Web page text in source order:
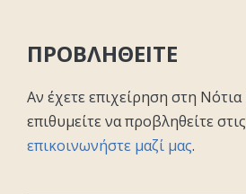
ΠΡΟΒΛΗΘΕΙΤΕ
Αν έχετε επιχείρηση στη
επιθυμείτε να προβληθείτε
επικοινωνήστε μαζί μας.